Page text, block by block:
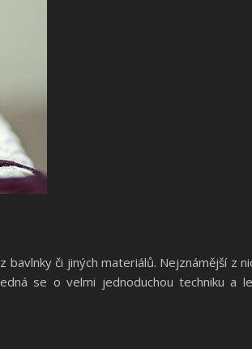
či jiných materiálů. Nejznámější z
se o velmi jednoduchou techniku a